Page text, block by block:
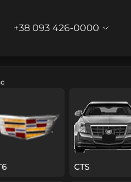
+38 093 426-0000
CTS